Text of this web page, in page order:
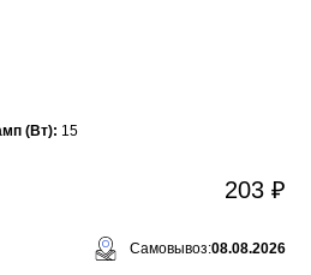
(Вт): 15
203 ₽
Самовывоз:08.08.2026